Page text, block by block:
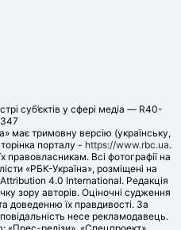
суб’єктів у сфері медіа — R40-
має тримовну версію (українську,
порталу - https://www.rbc.ua.
правовласникам. Всі фотографії на
«РБК-Україна», розміщені на
4.0 International. Редакція
зору авторів. Оціночні судження
доведенню їх правдивості. За
несе рекламодавець.